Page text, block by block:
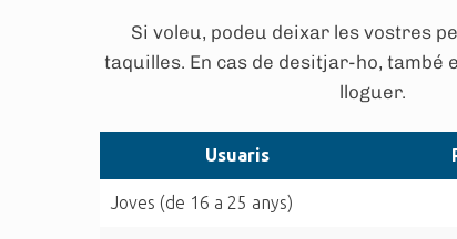
Si voleu, podeu deixar les vostres
taquilles. En cas de desitjar-ho, també
lloguer.
Usuaris
Joves (de 16 a 25 anys)